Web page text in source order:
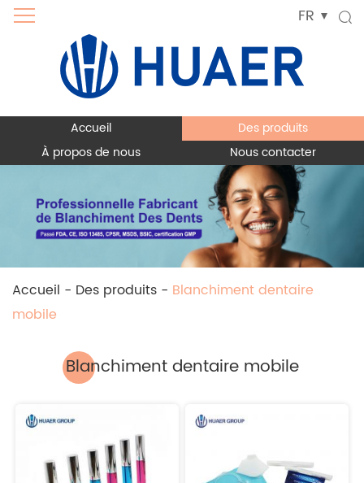
FR
Accueil
Des produits
À propos de nous
Nous contacter
Accueil - Des produits - Blanchiment dentaire
mobile
Blanchiment dentaire mobile